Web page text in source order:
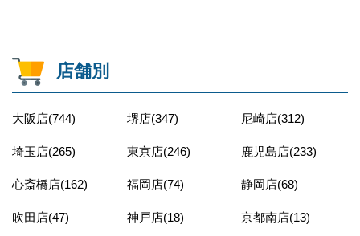
店舗別
大阪店(744) 堺店(347) 尼崎店(312)
埼玉店(265) 東京店(246) 鹿児島店(233)
心斎橋店(162) 福岡店(74) 静岡店(68)
吹田店(47) 神戸店(18) 京都南店(13)